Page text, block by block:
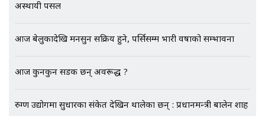
|| THE REPORTER ||
गोप्य अडियो र म्यासेज, गृह मन्त्रालय
कनेक्सन ! || VISIT VISA SCAM
अस्थायी पसल
आज बेलुकादेखि मनसुन सक्रिय हुने, पर्सिसम्म भारी वर्षाको सम्भावना
आज कुनकुन सडक छन् अवरूद्ध ?
रुग्ण उद्योगमा सुधारका संकेत देखिन थालेका छन् : प्रधानमन्त्री बालेन शाह